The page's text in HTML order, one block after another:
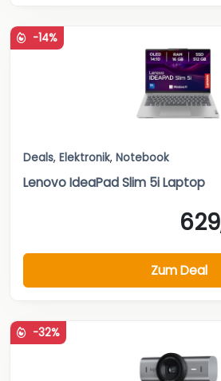
-14%
Deals, Elektronik, Notebook
Lenovo IdeaPad Slim 5i Laptop
Zum Deal
-32%